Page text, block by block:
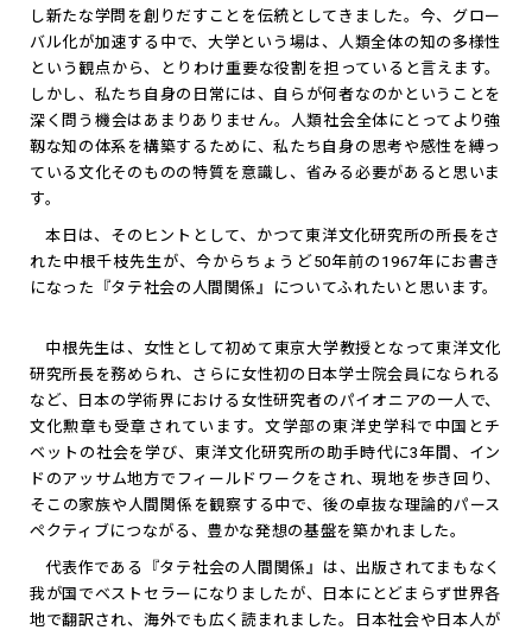
し新たな学問を創りだすことを伝統としてきました。今、グロー
バル化が加速する中で、大学という場は、人類全体の知の多様性
という観点から、とりわけ重要な役割を担っていると言えます。
しかし、私たち自身の日常には、自らが何者なのかということを
深く問う機会はあまりありません。人類社会全体にとってより強
靱な知の体系を構築するために、私たち自身の思考や感性を縛っ
ている文化そのものの特質を意識し、省みる必要があると思いま
す。
本日は、そのヒントとして、かつて東洋文化研究所の所長をさ
れた中根千枝先生が、今からちょうど50年前の1967年にお書き
になった『タテ社会の人間関係』についてふれたいと思います。
中根先生は、女性として初めて東京大学教授となって東洋文化
研究所長を務められ、さらに女性初の日本学士院会員になられる
など、日本の学術界における女性研究者のパイオニアの一人で、
文化勲章も受章されています。文学部の東洋史学科で中国とチ
ベットの社会を学び、東洋文化研究所の助手時代に3年間、イン
ドのアッサム地方でフィールドワークをされ、現地を歩き回り、
そこの家族や人間関係を観察する中で、後の卓抜な理論的パース
ペクティブにつながる、豊かな発想の基盤を築かれました。
代表作である『タテ社会の人間関係』は、出版されてまもなく
我が国でベストセラーになりましたが、日本にとどまらず世界各
地で翻訳され、海外でも広く読まれました。日本社会や日本人が